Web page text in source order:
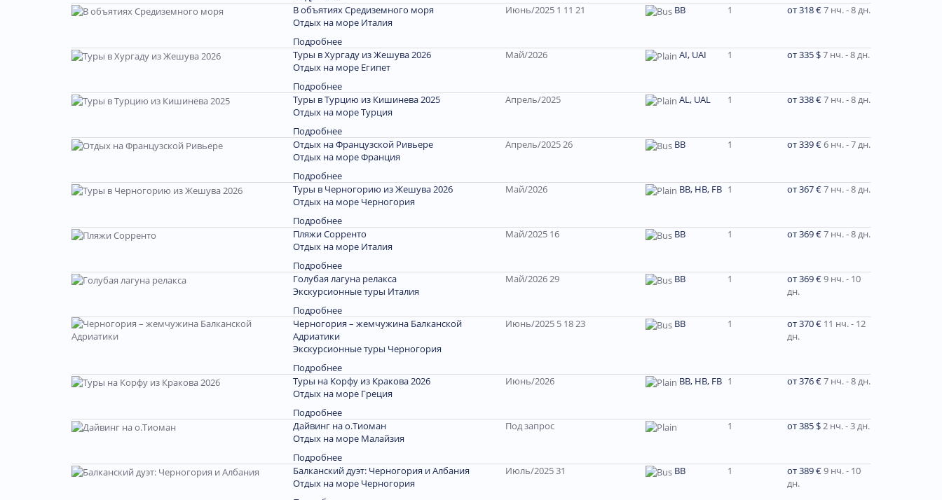
В объятиях Средиземного моря
Отдых на море Италия
Подробнее
Июнь/2025 1 11 21 BB 1 от 318 €7 нч. - 8 дн.
Туры в Хургаду из Жешува 2026
Отдых на море Египет
Подробнее
Май/2026 AI, UAI 1 от 335 $7 нч. - 8 дн.
Туры в Турцию из Кишинева 2025
Отдых на море Турция
Подробнее
Апрель/2025 AL, UAL 1 от 338 €7 нч. - 8 дн.
Отдых на Французской Ривьере
Отдых на море Франция
Подробнее
Апрель/2025 26 BB 1 от 339 €6 нч. - 7 дн.
Туры в Черногорию из Жешува 2026
Отдых на море Черногория
Подробнее
Май/2026 BB, HB, FB 1 от 367 €7 нч. - 8 дн.
Пляжи Сорренто
Отдых на море Италия
Подробнее
Май/2025 16 BB 1 от 369 €7 нч. - 8 дн.
Голубая лагуна релакса
Экскурсионные туры Италия
Подробнее
Май/2026 29 BB 1 от 369 €9 нч. - 10
дн.
Черногория – жемчужина Балканской
Адриатики
Экскурсионные туры Черногория
Подробнее
Июнь/2025 5 18 23 BB 1 от 370 € 11 нч. - 12
дн.
Туры на Корфу из Кракова 2026
Отдых на море Греция
Подробнее
Июнь/2026 BB, HB, FB 1 от 376 €7 нч. - 8 дн.
Дайвинг на о.Тиоман
Отдых на море Малайзия
Подробнее
Под запрос 1 от 385 $2 нч. - 3 дн.
Балканский дуэт: Черногория и Албания
Отдых на море Черногория
Июль/2025 31 ВВ 1 от 389 €9 нч. - 10
дн.